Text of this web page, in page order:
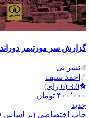
گزارش سر مورتیمر دوراند
نشر نی
احمد سیف
3.0
(
6 رای)
۴۰۰٬۰۰۰ تومان
جدید
چاپ اختصاصی (بر اساس POD)